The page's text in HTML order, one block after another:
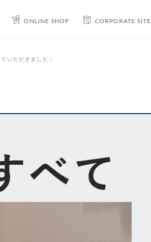
ONLINE SHOP CORPORATE SITE
いただきました！